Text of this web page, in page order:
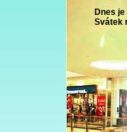
Dnes
Svátek